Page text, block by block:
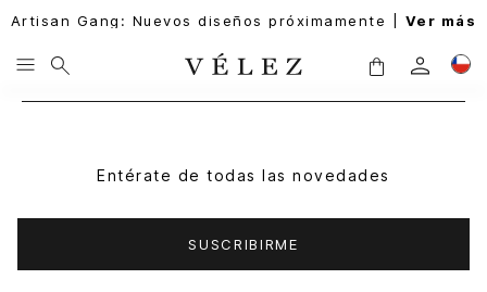
Artisan Gang: Nuevos diseños próximamente | Ver más
Entérate de todas las novedades
SUSCRIBIRME